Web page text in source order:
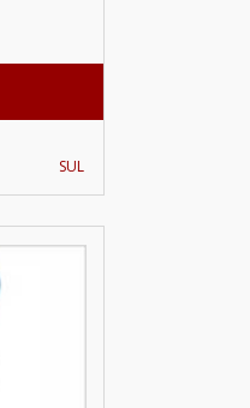
SUL